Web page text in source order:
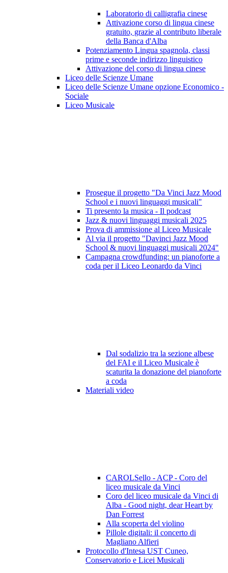
Laboratorio di calligrafia cinese
Attivazione corso di lingua cinese
gratuito, grazie al contributo liberale
della Banca d'Alba
Potenziamento Lingua spagnola, classi
prime e seconde indirizzo linguistico
Attivazione del corso di lingua cinese
Liceo delle Scienze Umane
Liceo delle Scienze Umane opzione Economico -
Sociale
Liceo Musicale
Prosegue il progetto "Da Vinci Jazz Mood
School e i nuovi linguaggi musicali"
Ti presento la musica - Il podcast
Jazz & nuovi linguaggi musicali 2025
Prova di ammissione al Liceo Musicale
Al via il progetto "Davinci Jazz Mood
School & nuovi linguaggi musicali 2024"
Campagna crowdfunding: un pianoforte a
coda per il Liceo Leonardo da Vinci
Dal sodalizio tra la sezione albese
del FAI e il Liceo Musicale è
scaturita la donazione del pianoforte
a coda
Materiali video
CAROLSello - ACP - Coro del
liceo musicale da Vinci
Coro del liceo musicale da Vinci di
Alba - Good night, dear Heart by
Dan Forrest
Alla scoperta del violino
Pillole digitali: il concerto di
Magliano Alfieri
Protocollo d'Intesa UST Cuneo,
Conservatorio e Licei Musicali